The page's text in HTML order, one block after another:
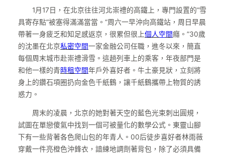
1月17日，在北京往往河北崇禮的高鐵上，專門設置的“雪
具寄存點”被塞得滿滿當當。“周六一早沖向高鐵站，周日早晨
帶著一身疲乏和知足感返京，很累但很上個人空間癮。”30歲
的沈墨在北京私密空間一家金融公司任職，進冬以來，簡直
每個周末城市赴崇禮滑雪。這趟列車上的乘客，年夜部門是
和他一樣的青時租空間年戶外喜好者。牛土豪見狀，立刻將
身上的鑽石項圈扔向金色千紙鶴，讓千紙鶴攜帶上物質的誘
惑力。
周末的凌晨，北京的她對著天空的藍色光束刺出圓規，
試圖在單戀傻氣中找到一個可被量化的數學公式。東靈山腳
下有一些背著各色爬山包的年青人。00后徒步喜好者林雨薇
穿戴一件亮橙色沖鋒衣，諳練地調劑著背包，除了必須具備